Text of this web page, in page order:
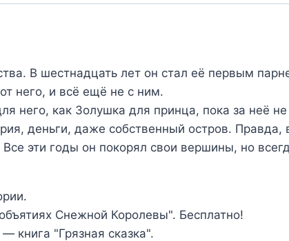
В шестнадцать лет он стал её первым
него, и всё ещё не с ним.
него, как Золушка для принца, пока за неё
деньги, даже собственный остров. Правда,
эти годы он покорял свои вершины, но
Снежной Королевы". Бесплатно!
книга "Грязная сказка".